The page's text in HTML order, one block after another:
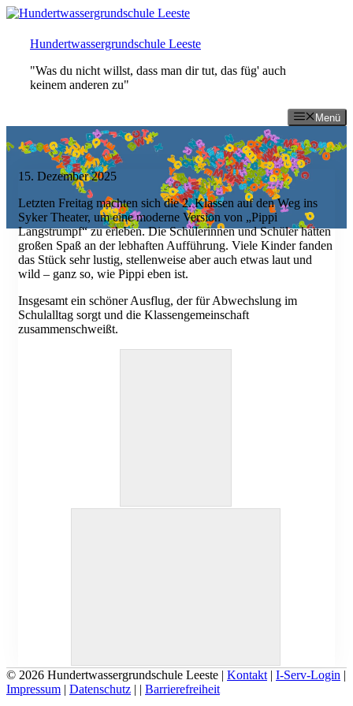
Zum
springenHundertwassergrundschule Leeste
"Was du nicht willst, dass man dir tut, das füg' auch
keinem anderen zu"
Menü
15. Dezember 2025
Letzten Freitag machten sich die 2. Klassen auf den Weg ins
Syker Theater, um eine moderne Version von „Pippi
Langstrumpf“ zu erleben. Die Schülerinnen und Schüler hatten
großen Spaß an der lebhaften Aufführung. Viele Kinder fanden
das Stück sehr lustig, stellenweise aber auch etwas laut und
wild – ganz so, wie Pippi eben ist.
Insgesamt ein schöner Ausflug, der für Abwechslung im
Schulalltag sorgt und die Klassengemeinschaft
zusammenschweißt.
© 2026 Hundertwassergrundschule Leeste | Kontakt | I-Serv-Login |
Impressum | Datenschutz | | Barrierefreiheit